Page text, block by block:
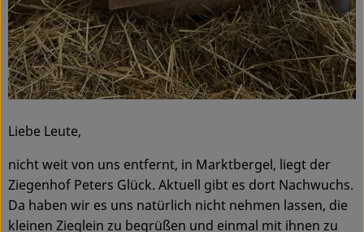
Liebe Leute,
nicht weit von uns entfernt, in Marktbergel, liegt der
Ziegenhof Peters Glück. Aktuell gibt es dort Nachwuchs.
Da haben wir es uns natürlich nicht nehmen lassen, die
kleinen Zieglein zu begrüßen und einmal mit ihnen zu